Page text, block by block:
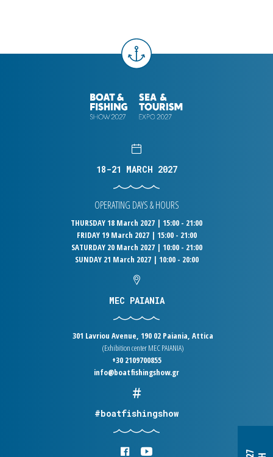
18-21 MARCH 2027
OPERATING DAYS & HOURS
THURSDAY 18 March 2027 | 15:00 - 21:00
FRIDAY 19 March 2027 | 15:00 - 21:00
SATURDAY 20 March 2027 | 10:00 - 21:00
SUNDAY 21 March 2027 | 10:00 - 20:00
MEC PAIANIA
301 Lavriou Avenue, 190 02 Paiania, Attica
(Exhibition center MEC PAIANIA)
+30 2109700855
info@boatfishingshow.gr
#boatfishingshow